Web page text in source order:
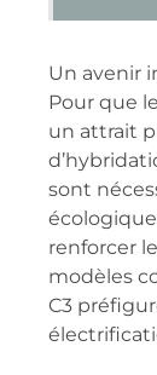
Un avenir
Pour que
un attrait
sont
renforcer
modèles
C3